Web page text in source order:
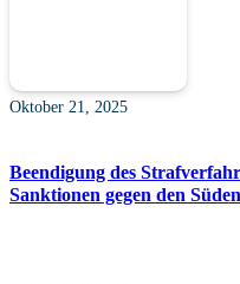
Oktober 21, 2025
Beendigung des
Sanktionen gegen den Süden